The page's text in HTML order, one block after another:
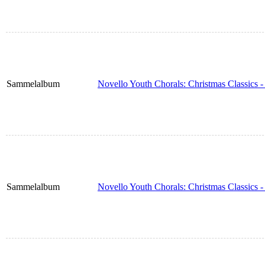
Sammelalbum Novello Youth Chorals: Christmas Classics
Sammelalbum Novello Youth Chorals: Christmas Classics